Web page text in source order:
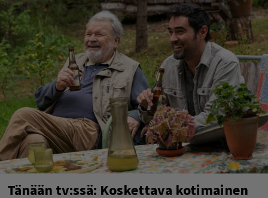
Tänään tv:ssä: Koskettava kotimainen